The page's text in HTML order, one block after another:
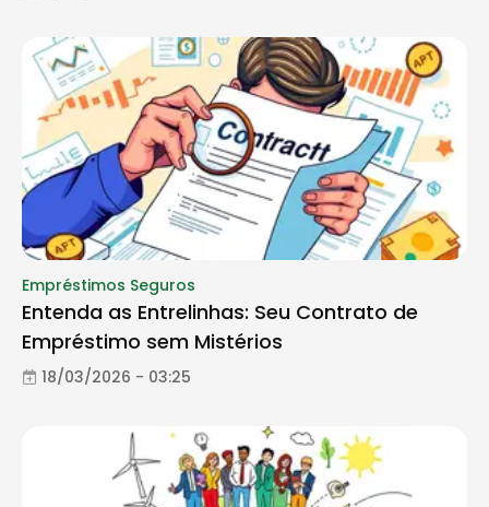
Empréstimos Seguros
Entenda as Entrelinhas: Seu Contrato de
Empréstimo sem Mistérios
18/03/2026 - 03:25